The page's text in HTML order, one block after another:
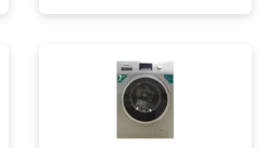
от 2200 ₽ Заказать
от 2300 ₽ Заказать
от 3600 ₽ Заказать